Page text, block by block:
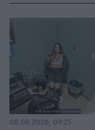
08.08.2026, 09:25